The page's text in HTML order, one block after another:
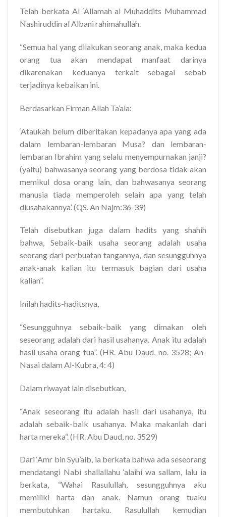
Telah berkata Al ‘Allamah al Muhaddits Muhammad
Nashiruddin al Albani rahimahullah.
“Semua hal yang dilakukan seorang anak, maka kedua
orang tua akan mendapat manfaat darinya
dikarenakan keduanya terkait sebagai sebab
terjadinya kebaikan ini.
Berdasarkan Firman Allah Ta’ala:
‘Ataukah belum diberitakan kepadanya apa yang ada
dalam lembaran-lembaran Musa? dan lembaran-
lembaran Ibrahim yang selalu menyempurnakan janji?
(yaitu) bahwasanya seorang yang berdosa tidak akan
memikul dosa orang lain, dan bahwasanya seorang
manusia tiada memperoleh selain apa yang telah
diusahakannya’. (QS. An Najm:36-39)
Telah disebutkan juga dalam hadits yang shahih
bahwa, Sebaik-baik usaha seorang adalah usaha
seorang dari perbuatan tangannya, dan sesungguhnya
anak-anak kalian itu termasuk bagian dari usaha
kalian”.
Inilah hadits-haditsnya,
“Sesungguhnya sebaik-baik yang dimakan oleh
seseorang adalah dari hasil usahanya. Anak itu adalah
hasil usaha orang tua”. (HR. Abu Daud, no. 3528; An-
Nasai dalam Al-Kubra, 4: 4)
Dalam riwayat lain disebutkan,
“Anak seseorang itu adalah hasil dari usahanya, itu
adalah sebaik-baik usahanya. Maka makanlah dari
harta mereka“. (HR. Abu Daud, no. 3529)
Dari ‘Amr bin Syu’aib, ia berkata bahwa ada seseorang
mendatangi Nabi shallallahu ‘alaihi wa sallam, lalu ia
berkata, “Wahai Rasulullah, sesungguhnya aku
memiliki harta dan anak. Namun orang tuaku
membutuhkan hartaku. Rasulullah kemudian